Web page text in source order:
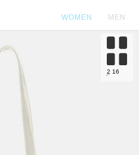
WOMEN MEN
2 16